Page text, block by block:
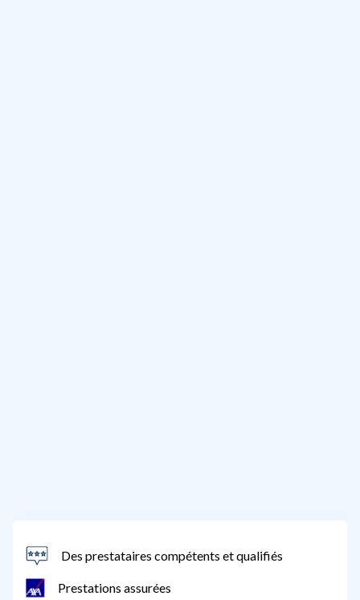
Des prestataires compétents et qualifiés
Prestations assurées